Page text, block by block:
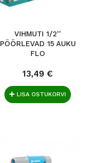
VIHMUTI 1/2''
PÖÖRLEVAD 15 AUKU
FLO
13,49 €
LISA OSTUKORVI